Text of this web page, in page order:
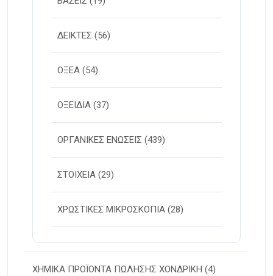
ΔΕΙΚΤΕΣ (56)
ΟΞΕΑ (54)
ΟΞΕΙΔΙΑ (37)
ΟΡΓΑΝΙΚΕΣ ΕΝΩΣΕΙΣ (439)
ΣΤΟΙΧΕΙΑ (29)
ΧΡΩΣΤΙΚΕΣ ΜΙΚΡΟΣΚΟΠΙΑ (28)
ΧΗΜΙΚΑ ΠΡΟΪΟΝΤΑ ΠΩΛΗΣΗΣ ΧΟΝΔΡΙΚΗ (4)